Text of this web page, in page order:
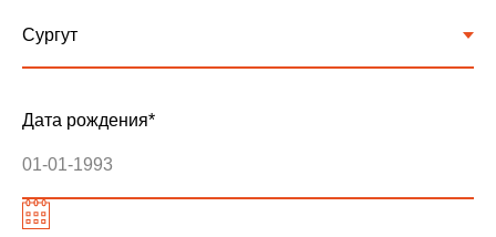
Дата рождения*